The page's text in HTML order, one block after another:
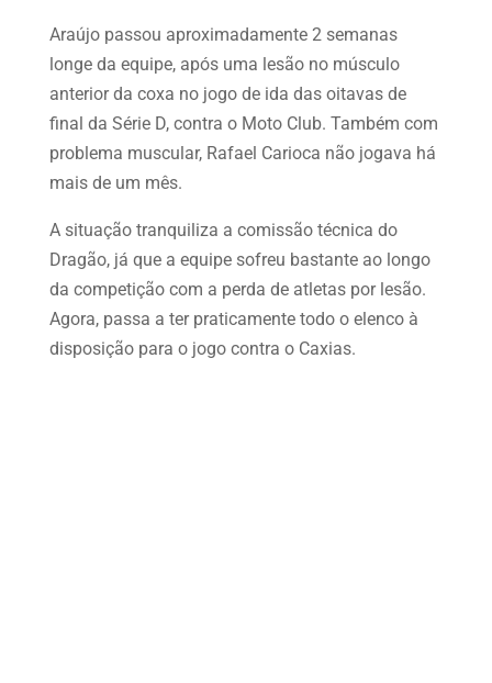
Araújo passou aproximadamente 2 semanas
longe da equipe, após uma lesão no músculo
anterior da coxa no jogo de ida das oitavas de
final da Série D, contra o Moto Club. Também com
problema muscular, Rafael Carioca não jogava há
mais de um mês.
A situação tranquiliza a comissão técnica do
Dragão, já que a equipe sofreu bastante ao longo
da competição com a perda de atletas por lesão.
Agora, passa a ter praticamente todo o elenco à
disposição para o jogo contra o Caxias.